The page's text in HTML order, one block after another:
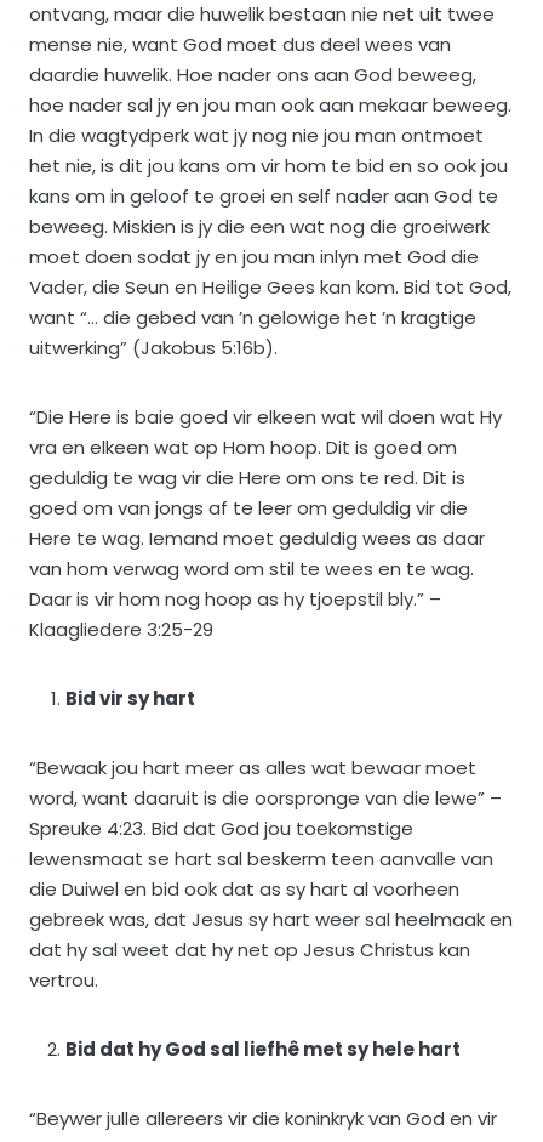
ontvang, maar die huwelik bestaan nie net uit twee
mense nie, want God moet dus deel wees van
daardie huwelik. Hoe nader ons aan God beweeg,
hoe nader sal jy en jou man ook aan mekaar beweeg.
In die wagtydperk wat jy nog nie jou man ontmoet
het nie, is dit jou kans om vir hom te bid en so ook jou
kans om in geloof te groei en self nader aan God te
beweeg. Miskien is jy die een wat nog die groeiwerk
moet doen sodat jy en jou man inlyn met God die
Vader, die Seun en Heilige Gees kan kom. Bid tot God,
want “… die gebed van ’n gelowige het ’n kragtige
uitwerking” (Jakobus 5:16b).
“Die Here is baie goed vir elkeen wat wil doen wat Hy
vra en elkeen wat op Hom hoop. Dit is goed om
geduldig te wag vir die Here om ons te red. Dit is
goed om van jongs af te leer om geduldig vir die
Here te wag. Iemand moet geduldig wees as daar
van hom verwag word om stil te wees en te wag.
Daar is vir hom nog hoop as hy tjoepstil bly.” –
Klaagliedere 3:25-29
Bid vir sy hart
“Bewaak jou hart meer as alles wat bewaar moet
word, want daaruit is die oorspronge van die lewe” –
Spreuke 4:23. Bid dat God jou toekomstige
lewensmaat se hart sal beskerm teen aanvalle van
die Duiwel en bid ook dat as sy hart al voorheen
gebreek was, dat Jesus sy hart weer sal heelmaak en
dat hy sal weet dat hy net op Jesus Christus kan
vertrou.
Bid dat hy God sal liefhê met sy hele hart
“Beywer julle allereers vir die koninkryk van God en vir